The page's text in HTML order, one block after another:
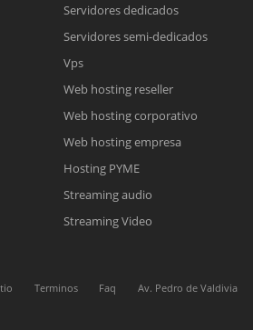
Reunión online
un correo electrónico con el enlace a
para la reunión online.
Cotización
Chat Online
están fuera de línea. Complete el formulario
Servidores dedicados
Servidores semi-dedicados
Vps
Web hosting reseller
Web hosting corporativo
Web hosting empresa
Hosting PYME
Streaming audio
Streaming Video
Terminos Faq
Av. Pedro de Valdivia